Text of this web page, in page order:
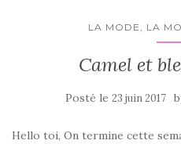
LA MODE, LA
Camel et
Posté le 23 juin 2017
Hello toi, On termine cette